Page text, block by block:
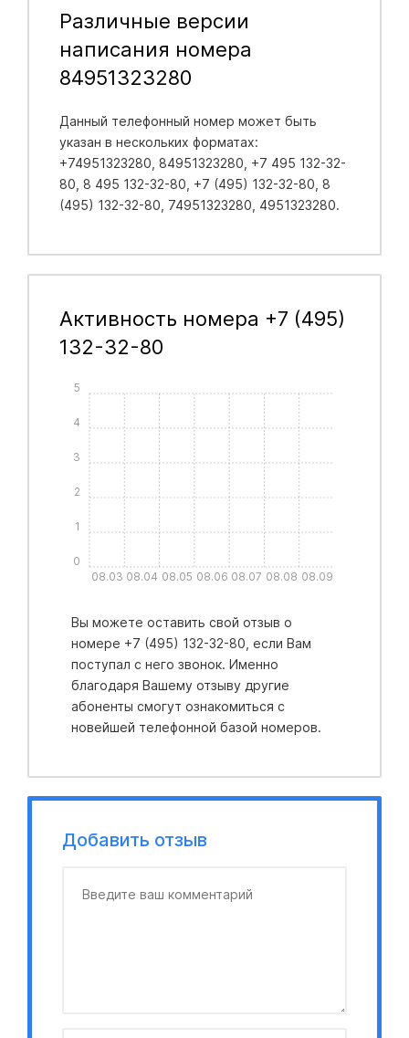
Различные версии
написания номера
84951323280
Данный телефонный номер может быть
указан в нескольких форматах:
+74951323280, 84951323280, +7 495 132-32-
80, 8 495 132-32-80, +7 (495) 132-32-80, 8
(495) 132-32-80, 74951323280, 4951323280.
Активность номера +7 (495)
132-32-80
08.03 08.04 08.05 08.06 08.07 08.08 08.09
0
1
2
3
4
5
Вы можете оставить свой отзыв о
номере +7 (495) 132-32-80, если Вам
поступал с него звонок. Именно
благодаря Вашему отзыву другие
абоненты смогут ознакомиться с
новейшей телефонной базой номеров.
Добавить отзыв